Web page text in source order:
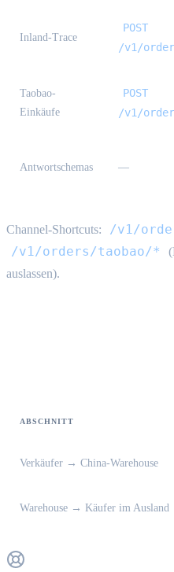
Inland-Trace
POST
/v1/
Taobao-
Einkäufe
POST
/v1/
Antwortschemas —
Channel-Shortcuts: /v1/
/v1/orders/taobao/*
auslassen).
ABSCHNITT
Verkäufer → China-Warehouse
Warehouse → Käufer im Ausland